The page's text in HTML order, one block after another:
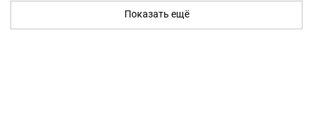
Показать ещё